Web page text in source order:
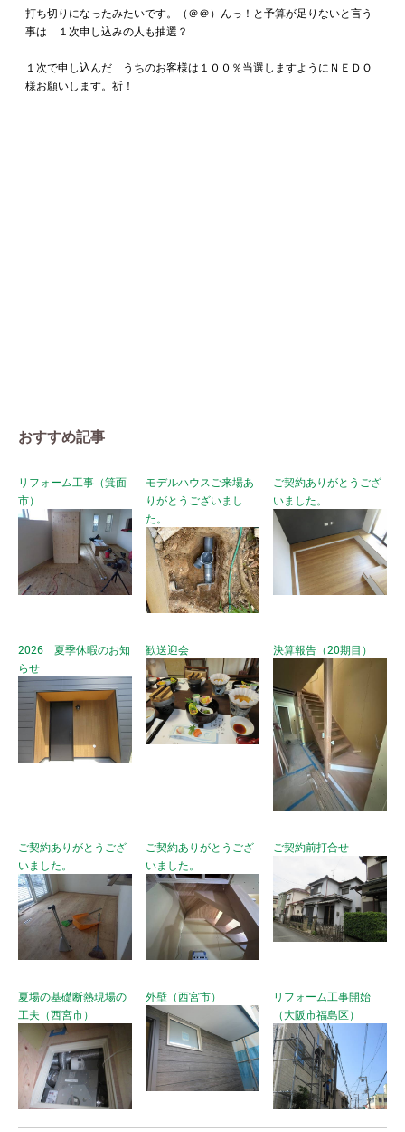
打ち切りになったみたいです。（＠＠）んっ！と予算が足りないと言う
事は １次申し込みの人も抽選？
１次で申し込んだ うちのお客様は１００％当選しますようにＮＥＤＯ
様お願いします。祈！
おすすめ記事
リフォーム工事（箕面
市）
モデルハウスご来場あ
りがとうございまし
た。
ご契約ありがとうござ
いました。
2026 夏季休暇のお知
らせ
歓送迎会 決算報告（20期目）
ご契約ありがとうござ
いました。
ご契約ありがとうござ
いました。
ご契約前打合せ
夏場の基礎断熱現場の
工夫（西宮市）
外壁（西宮市）
リフォーム工事開始
（大阪市福島区）